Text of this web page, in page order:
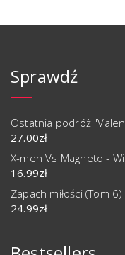
Sprawdź
Ostatnia podróż
27.00zł
X-men Vs Magneto -
16.99zł
Zapach miłości (Tom
24.99zł